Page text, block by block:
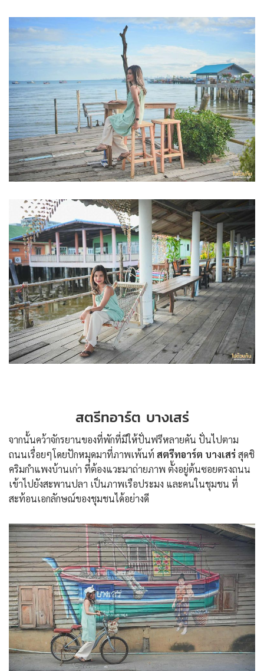
สตรีทอาร์ต บางเสร่
จากนั้นคว้าจักรยานของที่พักที่มีให้ปั่นฟรีหลายคัน ปั่นไปตาม
ถนนเรื่อยๆโดยปักหมุดมาที่ภาพเพ้นท์ สตรีทอาร์ต บางเสร่สุดชิ
คริมกำแพงบ้านเก่า ที่ต้องแวะมาถ่ายภาพ ตั้งอยู่ต้นซอยตรงถนน
เข้าไปยังสะพานปลา เป็นภาพเรือประมง และคนในชุมชน ที่
สะท้อนเอกลักษณ์ของชุมชนได้อย่างดี